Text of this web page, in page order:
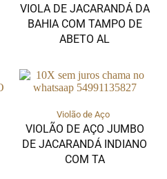
VIOLA DE JACARANDÁ DA
BAHIA COM TAMPO DE
ABETO AL
Violão de Aço
VIOLÃO DE AÇO JUMBO
DE JACARANDÁ INDIANO
COM TA